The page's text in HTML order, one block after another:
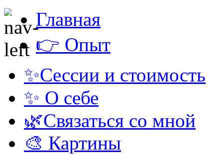
Главная
👉 Опыт
✨Сессии и стоимость
✨ О себе
🌿Связаться со мной
🎨 Картины